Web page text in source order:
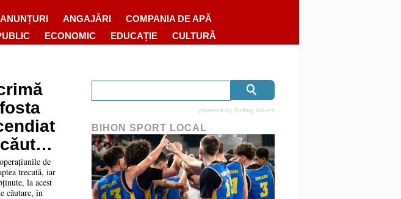
ANUNȚURI ANGAJĂRI
COMPANIA DE APĂ
ECONOMIC EDUCAȚIE CULTURĂ
de
trecută, iar
la acest
căutare, în
powered by Surfing Waves
BIHON SPORT LOCAL